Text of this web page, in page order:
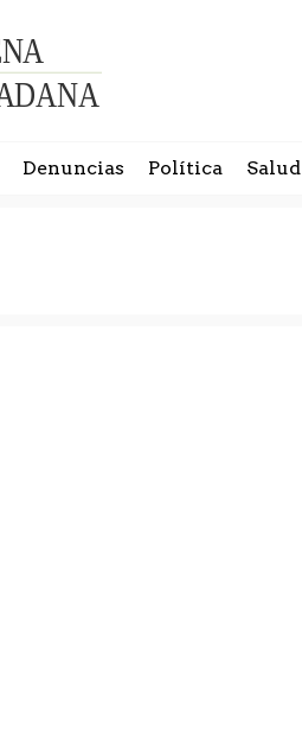
Denuncias Política Salud